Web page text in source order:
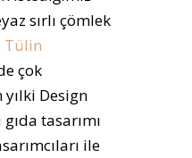
sırlı çömlek
Tülin
çok
Design
tasarımı
ile